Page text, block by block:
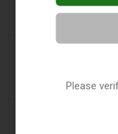
哥斯达黎加新的电
ReporterPlease